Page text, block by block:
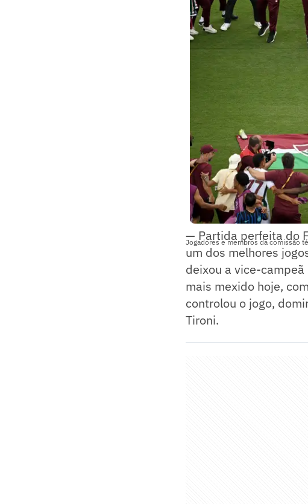
Jogadores e membros da comissão
— Partida perfeita do
um dos melhores
deixou a vice-
mais mexido hoje,
controlou o jogo,
Tironi.